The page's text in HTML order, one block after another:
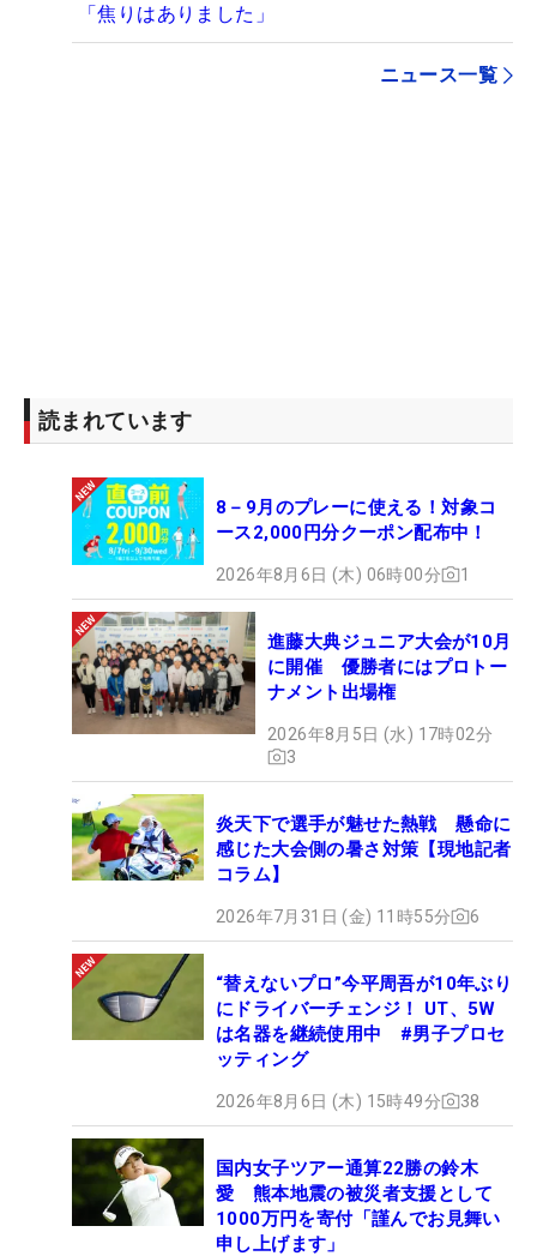
「焦りはありました」
ニュース一覧
読まれています
8－9月のプレーに使える！対象コ
ース2,000円分クーポン配布中！
2026年8月6日 (木) 06時00分 1
進藤大典ジュニア大会が10月
に開催 優勝者にはプロトー
ナメント出場権
2026年8月5日 (水) 17時02分
3
炎天下で選手が魅せた熱戦 懸命に
感じた大会側の暑さ対策【現地記者
コラム】
2026年7月31日 (金) 11時55分 6
“替えないプロ”今平周吾が10年ぶり
にドライバーチェンジ！ UT、5W
は名器を継続使用中 #男子プロセ
ッティング
2026年8月6日 (木) 15時49分 38
国内女子ツアー通算22勝の鈴木
愛 熊本地震の被災者支援として
1000万円を寄付「謹んでお見舞い
申し上げます」